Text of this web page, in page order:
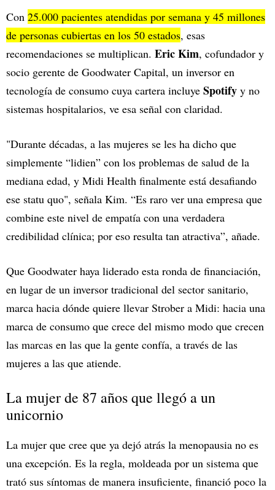
Con 25.000 pacientes atendidas por semana y 45 millones
de personas cubiertas en los 50 estados, esas
recomendaciones se multiplican. Eric Kim, cofundador y
socio gerente de Goodwater Capital, un inversor en
tecnología de consumo cuya cartera incluye Spotify y no
sistemas hospitalarios, ve esa señal con claridad.
"Durante décadas, a las mujeres se les ha dicho que
simplemente “lidien” con los problemas de salud de la
mediana edad, y Midi Health finalmente está desafiando
ese statu quo", señala Kim. “Es raro ver una empresa que
combine este nivel de empatía con una verdadera
credibilidad clínica; por eso resulta tan atractiva”, añade.
Que Goodwater haya liderado esta ronda de financiación,
en lugar de un inversor tradicional del sector sanitario,
marca hacia dónde quiere llevar Strober a Midi: hacia una
marca de consumo que crece del mismo modo que crecen
las marcas en las que la gente confía, a través de las
mujeres a las que atiende.
La mujer de 87 años que llegó a un
unicornio
La mujer que cree que ya dejó atrás la menopausia no es
una excepción. Es la regla, moldeada por un sistema que
trató sus síntomas de manera insuficiente, financió poco la